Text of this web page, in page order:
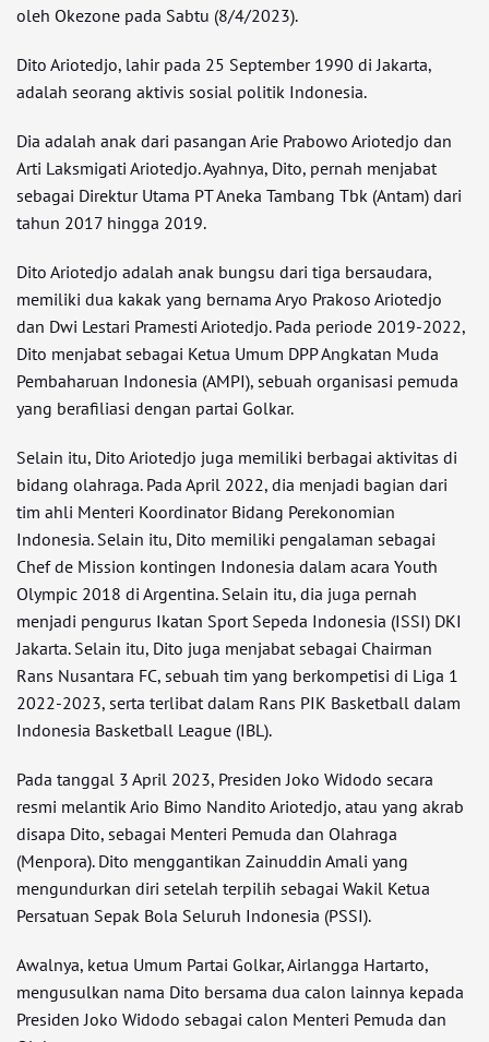
oleh Okezone pada Sabtu (8/4/2023).
Dito Ariotedjo, lahir pada 25 September 1990 di Jakarta,
adalah seorang aktivis sosial politik Indonesia.
Dia adalah anak dari pasangan Arie Prabowo Ariotedjo dan
Arti Laksmigati Ariotedjo. Ayahnya, Dito, pernah menjabat
sebagai Direktur Utama PT Aneka Tambang Tbk (Antam) dari
tahun 2017 hingga 2019.
Dito Ariotedjo adalah anak bungsu dari tiga bersaudara,
memiliki dua kakak yang bernama Aryo Prakoso Ariotedjo
dan Dwi Lestari Pramesti Ariotedjo. Pada periode 2019-2022,
Dito menjabat sebagai Ketua Umum DPP Angkatan Muda
Pembaharuan Indonesia (AMPI), sebuah organisasi pemuda
yang berafiliasi dengan partai Golkar.
Selain itu, Dito Ariotedjo juga memiliki berbagai aktivitas di
bidang olahraga. Pada April 2022, dia menjadi bagian dari
tim ahli Menteri Koordinator Bidang Perekonomian
Indonesia. Selain itu, Dito memiliki pengalaman sebagai
Chef de Mission kontingen Indonesia dalam acara Youth
Olympic 2018 di Argentina. Selain itu, dia juga pernah
menjadi pengurus Ikatan Sport Sepeda Indonesia (ISSI) DKI
Jakarta. Selain itu, Dito juga menjabat sebagai Chairman
Rans Nusantara FC, sebuah tim yang berkompetisi di Liga 1
2022-2023, serta terlibat dalam Rans PIK Basketball dalam
Indonesia Basketball League (IBL).
Pada tanggal 3 April 2023, Presiden Joko Widodo secara
resmi melantik Ario Bimo Nandito Ariotedjo, atau yang akrab
disapa Dito, sebagai Menteri Pemuda dan Olahraga
(Menpora). Dito menggantikan Zainuddin Amali yang
mengundurkan diri setelah terpilih sebagai Wakil Ketua
Persatuan Sepak Bola Seluruh Indonesia (PSSI).
Awalnya, ketua Umum Partai Golkar, Airlangga Hartarto,
mengusulkan nama Dito bersama dua calon lainnya kepada
Presiden Joko Widodo sebagai calon Menteri Pemuda dan